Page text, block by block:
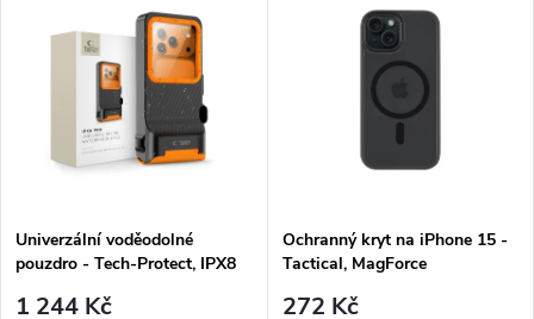
Univerzální voděodolné
pouzdro - Tech-Protect, IPX8
Orange
1 244 Kč
Ochranný kryt na iPhone 15 -
Tactical, MagForce
272 Kč